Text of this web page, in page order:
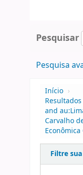
Pesquisar
Pesquisa
Início ›
and
Carvalho
Filtre